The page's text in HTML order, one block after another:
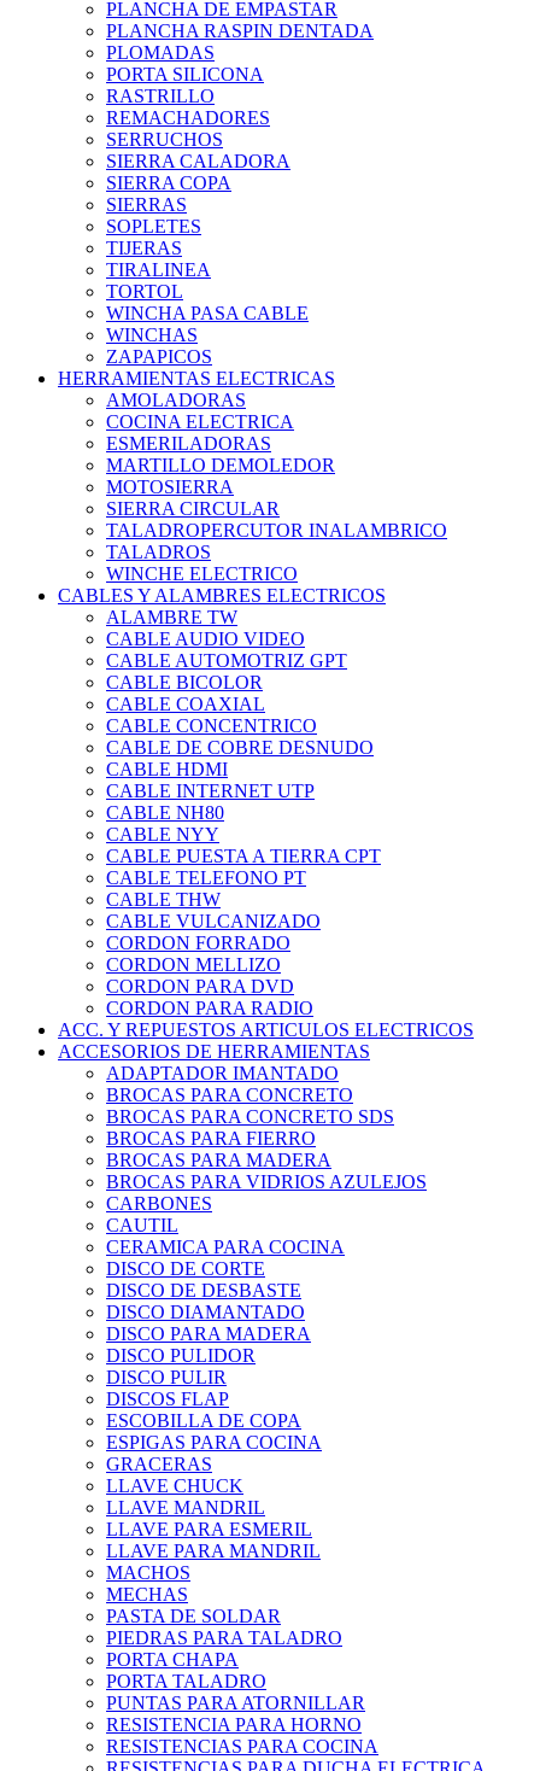
PLANCHA DE EMPASTAR
PLANCHA RASPIN DENTADA
PLOMADAS
PORTA SILICONA
RASTRILLO
REMACHADORES
SERRUCHOS
SIERRA CALADORA
SIERRA COPA
SIERRAS
SOPLETES
TIJERAS
TIRALINEA
TORTOL
WINCHA PASA CABLE
WINCHAS
ZAPAPICOS
HERRAMIENTAS ELECTRICAS
AMOLADORAS
COCINA ELECTRICA
ESMERILADORAS
MARTILLO DEMOLEDOR
MOTOSIERRA
SIERRA CIRCULAR
TALADROPERCUTOR INALAMBRICO
TALADROS
WINCHE ELECTRICO
CABLES Y ALAMBRES ELECTRICOS
ALAMBRE TW
CABLE AUDIO VIDEO
CABLE AUTOMOTRIZ GPT
CABLE BICOLOR
CABLE COAXIAL
CABLE CONCENTRICO
CABLE DE COBRE DESNUDO
CABLE HDMI
CABLE INTERNET UTP
CABLE NH80
CABLE NYY
CABLE PUESTA A TIERRA CPT
CABLE TELEFONO PT
CABLE THW
CABLE VULCANIZADO
CORDON FORRADO
CORDON MELLIZO
CORDON PARA DVD
CORDON PARA RADIO
ACC. Y REPUESTOS ARTICULOS ELECTRICOS
ACCESORIOS DE HERRAMIENTAS
ADAPTADOR IMANTADO
BROCAS PARA CONCRETO
BROCAS PARA CONCRETO SDS
BROCAS PARA FIERRO
BROCAS PARA MADERA
BROCAS PARA VIDRIOS AZULEJOS
CARBONES
CAUTIL
CERAMICA PARA COCINA
DISCO DE CORTE
DISCO DE DESBASTE
DISCO DIAMANTADO
DISCO PARA MADERA
DISCO PULIDOR
DISCO PULIR
DISCOS FLAP
ESCOBILLA DE COPA
ESPIGAS PARA COCINA
GRACERAS
LLAVE CHUCK
LLAVE MANDRIL
LLAVE PARA ESMERIL
LLAVE PARA MANDRIL
MACHOS
MECHAS
PASTA DE SOLDAR
PIEDRAS PARA TALADRO
PORTA CHAPA
PORTA TALADRO
PUNTAS PARA ATORNILLAR
RESISTENCIA PARA HORNO
RESISTENCIAS PARA COCINA